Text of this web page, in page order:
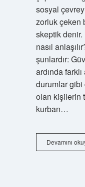
sosyal
zorluk çeken
skeptik denir.
nasıl
şunlardır:
ardında
durumlar gibi
olan kişilerin
kurban…
Devamını